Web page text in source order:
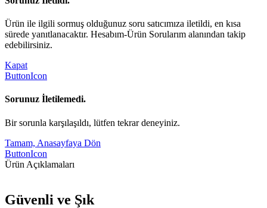
Ürün ile ilgili sormuş olduğunuz soru satıcımıza iletildi, en kısa
sürede yanıtlanacaktır. Hesabım-Ürün Sorularım alanından takip
edebilirsiniz.
Kapat
ButtonIcon
Sorunuz İletilemedi.
Bir sorunla karşılaşıldı, lütfen tekrar deneyiniz.
Tamam, Anasayfaya Dön
ButtonIcon
Ürün Açıklamaları
Güvenli ve Şık